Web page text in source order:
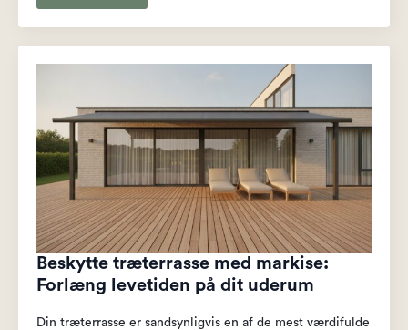
Beskytte træterrasse med markise:
Forlæng levetiden på dit uderum
Din træterrasse er sandsynligvis en af de mest værdifulde